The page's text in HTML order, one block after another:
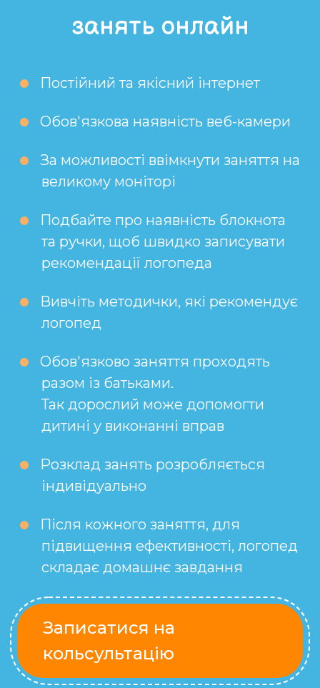
занять онлайн
Постійний та якісний інтернет
Обов'язкова наявність веб-камери
За можливості ввімкнути заняття на
великому моніторі
Подбайте про наявність блокнота
та ручки, щоб швидко записувати
рекомендації логопеда
Вивчіть методички, які рекомендує
логопед
Обов'язково заняття проходять
разом із батьками.
Так дорослий може допомогти
дитині у виконанні вправ
Розклад занять розробляється
індивідуально
Після кожного заняття, для
підвищення ефективності, логопед
складає домашнє завдання
Записатися на
кольсультацію